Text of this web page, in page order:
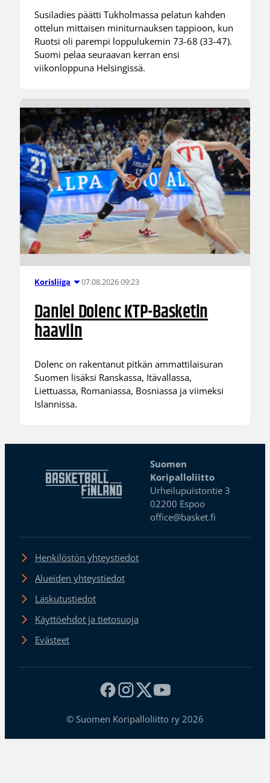
Susiladies päätti Tukholmassa pelatun kahden
ottelun mittaisen miniturnauksen tappioon, kun
Ruotsi oli parempi loppulukemin 73-68 (33-47).
Suomi pelaa seuraavan kerran ensi
viikonloppuna Helsingissä.
Korisliiga 07.08.2026 09:23
Daniel Dolenc KTP-Basketin
haaviin
Dolenc on rakentanut pitkän ammattilaisuran
Suomen lisäksi Ranskassa, Itävallassa,
Liettuassa, Romaniassa, Bosniassa ja viimeksi
Islannissa.
Suomen
Koripalloliitto
Urheilupuistontie 3
02200 Espoo
office@basket.fi
Henkilöstön yhteystiedot
Alueiden yhteystiedot
Laskutustiedot
Käyttöehdot ja tietosuoja
Evästeet
© Suomen Koripalloliitto ry 2026